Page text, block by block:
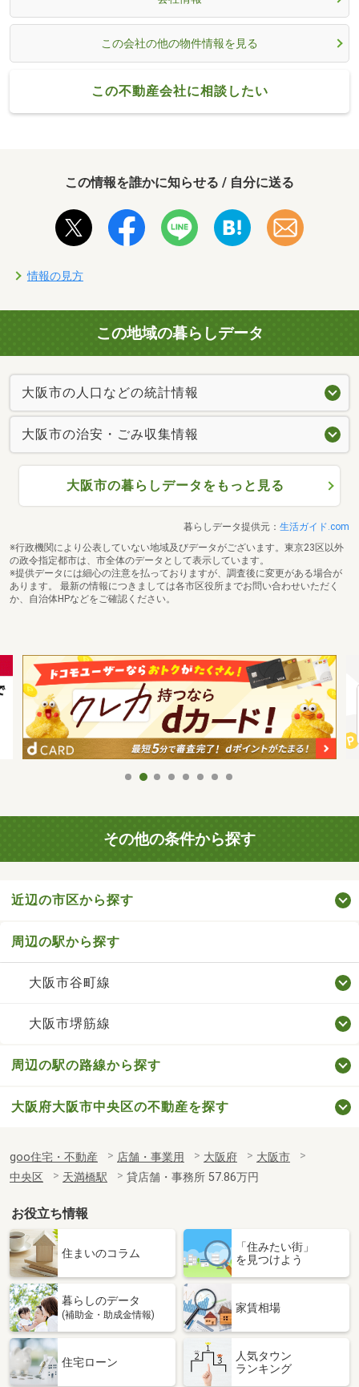
この会社の他の物件情報を見る
この不動産会社に相談したい
この情報を誰かに知らせる / 自分に送る
情報の見方
この地域の暮らしデータ
大阪市の人口などの統計情報
大阪市の治安・ごみ収集情報
大阪市の暮らしデータをもっと見る
暮らしデータ提供元： 生活ガイド.com
※行政機関により公表していない地域及びデータがございます。東京23区以外
の政令指定都市は、市全体のデータとして表示しています。
※提供データには細心の注意を払っておりますが、調査後に変更がある場合が
あります。 最新の情報につきましては各市区役所までお問い合わせいただく
か、自治体HPなどをご確認ください。
その他の条件から探す
近辺の市区から探す
周辺の駅から探す
大阪市谷町線
大阪市堺筋線
周辺の駅の路線から探す
大阪府大阪市中央区の不動産を探す
goo住宅・不動産 店舗・事業用 大阪府
大阪市
中央区
天満橋駅 貸店舗・事務所 57.86万円
お役立ち情報
住まいのコラム
「住みたい街」
を見つけよう
暮らしのデータ
(補助金・助成金情報)
家賃相場
住宅ローン
人気タウン
ランキング